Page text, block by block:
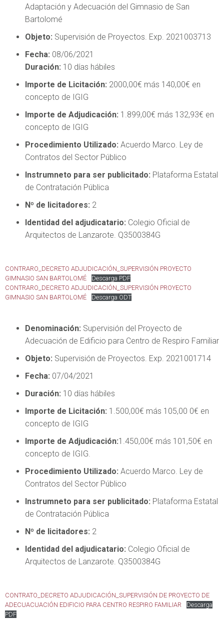
Adaptación y Adecuación del Gimnasio de San
Bartolomé
Objeto: Supervisión de Proyectos. Exp. 2021003713
Fecha: 08/06/2021
Duración: 10 días hábiles
Importe de Licitación: 2000,00€ más 140,00€ en
concepto de IGIG
Importe de Adjudicación: 1.899,00€ más 132,93€ en
concepto de IGIG
Procedimiento Utilizado: Acuerdo Marco. Ley de
Contratos del Sector Público
Instrumneto para ser publicitado: Plataforma Estatal
de Contratación Pública
Nº de licitadores: 2
Identidad del adjudicatario: Colegio Oficial de
Arquitectos de Lanzarote. Q3500384G
CONTRARO_DECRETO ADJUDICACIÓN_SUPERVISIÓN PROYECTO
GIMNASIO SAN BARTOLOMÉ
Descarga PDF
CONTRARO_DECRETO ADJUDICACIÓN_SUPERVISIÓN PROYECTO
GIMNASIO SAN BARTOLOMÉ
Descarga ODT
Denominación: Supervisión del Proyecto de
Adecuación de Edificio para Centro de Respiro Familiar
Objeto: Supervisión de Proyectos. Exp. 2021001714
Fecha: 07/04/2021
Duración: 10 días hábiles
Importe de Licitación: 1.500,00€ más 105,00 0€ en
concepto de IGIG
Importe de Adjudicación:1.450,00€ más 101,50€ en
concepto de IGIG.
Procedimiento Utilizado: Acuerdo Marco. Ley de
Contratos del Sector Público
Instrumneto para ser publicitado: Plataforma Estatal
de Contratación Pública
Nº de licitadores: 2
Identidad del adjudicatario: Colegio Oficial de
Arquitectos de Lanzarote. Q3500384G
CONTRATO_DECRETO ADJUDICACIÓN_SUPERVISIÓN DE PROYECTO DE
ADECUACUACIÓN EDIFICIO PARA CENTRO RESPIRO FAMILIAR
Descarga
PDF